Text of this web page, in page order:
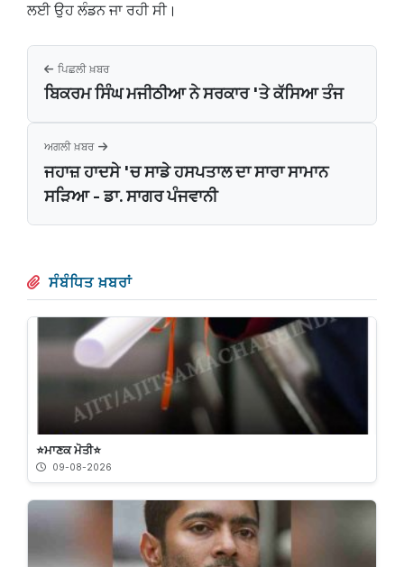
ਲਈ ਉਹ ਲੰਡਨ ਜਾ ਰਹੀ ਸੀ।
ਪਿਛਲੀ ਖ਼ਬਰ
ਬਿਕਰਮ ਸਿੰਘ ਮਜੀਠੀਆ ਨੇ ਸਰਕਾਰ 'ਤੇ ਕੱਸਿਆ ਤੰਜ
ਅਗਲੀ ਖ਼ਬਰ
ਜਹਾਜ਼ ਹਾਦਸੇ 'ਚ ਸਾਡੇ ਹਸਪਤਾਲ ਦਾ ਸਾਰਾ ਸਾਮਾਨ
ਸੜਿਆ - ਡਾ. ਸਾਗਰ ਪੰਜਵਾਨੀ
ਸੰਬੰਧਿਤ ਖ਼ਬਰਾਂ
⭐️ਮਾਣਕ ਮੋਤੀ⭐️
09-08-2026